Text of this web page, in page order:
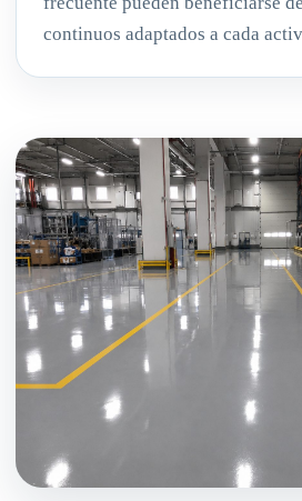
continuos adaptados a cada